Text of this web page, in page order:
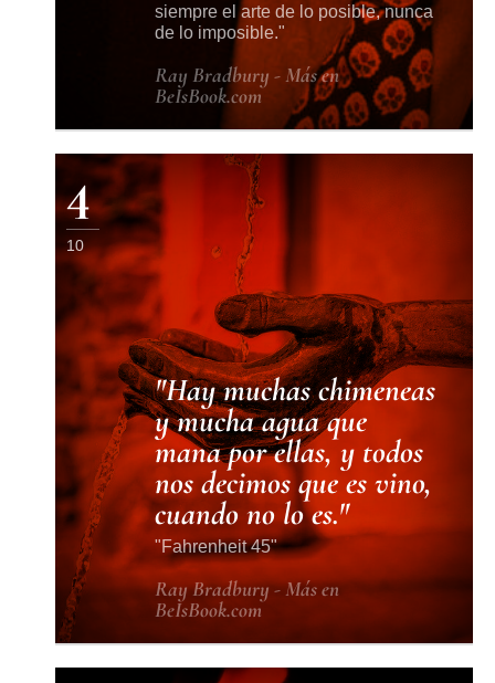
siempre el arte de lo posible, nunca
de lo imposible.
Ray Bradbury - Más en
BeIsBook.com
4
10
Hay muchas chimeneas
y mucha agua que
mana por ellas, y todos
nos decimos que es vino,
cuando no lo es.
Fahrenheit 45
Ray Bradbury - Más en
BeIsBook.com